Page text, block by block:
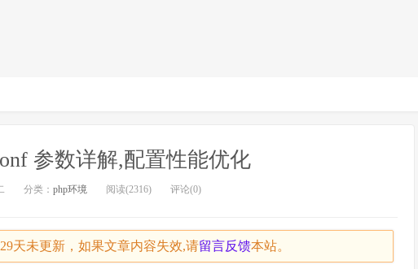
参数详解,配置性能优化
分类： php环境 阅读(2316) 评论(0)
天未更新，如果文章内容失效,请留言反馈本站。